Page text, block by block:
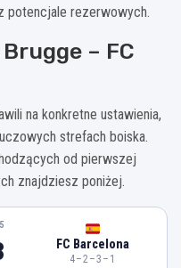
potencjale rezerwowych.
– FC
na konkretne ustawienia,
strefach boiska.
od pierwszej
znajdziesz poniżej.
FC Barcelona
4–2–3–1